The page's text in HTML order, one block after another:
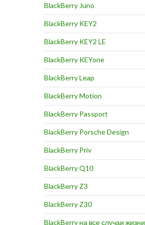
BlackBerry Juno
BlackBerry KEY2
BlackBerry KEY2 LE
BlackBerry KEYone
BlackBerry Leap
BlackBerry Motion
BlackBerry Passport
BlackBerry Porsche Design
BlackBerry Priv
BlackBerry Q10
BlackBerry Z3
BlackBerry Z30
BlackBerry на все случаи жизни